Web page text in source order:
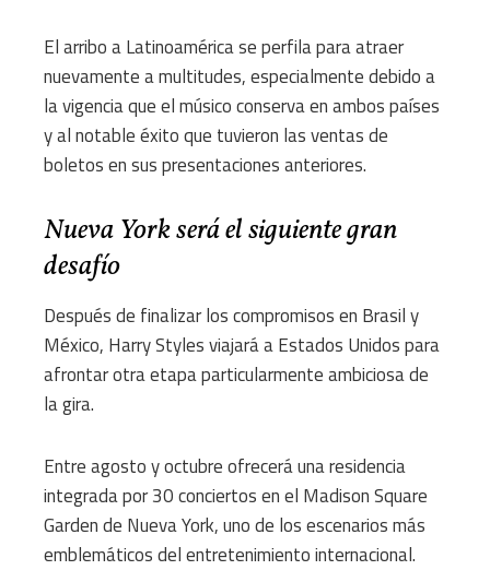
El arribo a Latinoamérica se perfila para atraer
nuevamente a multitudes, especialmente debido a
la vigencia que el músico conserva en ambos países
y al notable éxito que tuvieron las ventas de
boletos en sus presentaciones anteriores.
Nueva York será el siguiente gran
desafío
Después de finalizar los compromisos en Brasil y
México, Harry Styles viajará a Estados Unidos para
afrontar otra etapa particularmente ambiciosa de
la gira.
Entre agosto y octubre ofrecerá una residencia
integrada por 30 conciertos en el Madison Square
Garden de Nueva York, uno de los escenarios más
emblemáticos del entretenimiento internacional.